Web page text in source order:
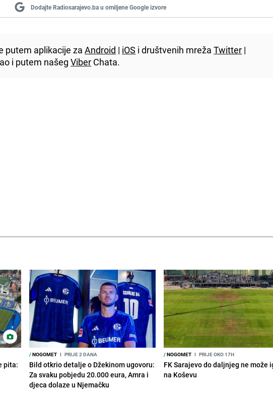
Dodajte Radiosarajevo.ba u omiljene Google izvore
putem aplikacije zaAndroid | iOS i društvenih mrežaTwitter |
i putem našegViber Chata.
pita:
/NOGOMET I PRIJE 2 DANA
Bild otkrio detalje o Džekinom ugovoru:
Za svaku pobjedu 20.000 eura, Amra i
djeca dolaze u Njemačku
/NOGOMET I PRIJE OKO 17H
FK Sarajevo do daljnjeg ne može
na Koševu